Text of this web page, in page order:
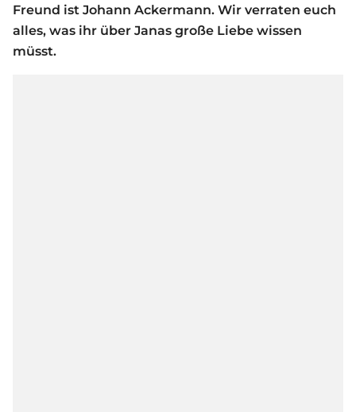
Freund ist Johann Ackermann. Wir verraten euch
alles, was ihr über Janas große Liebe wissen
müsst.